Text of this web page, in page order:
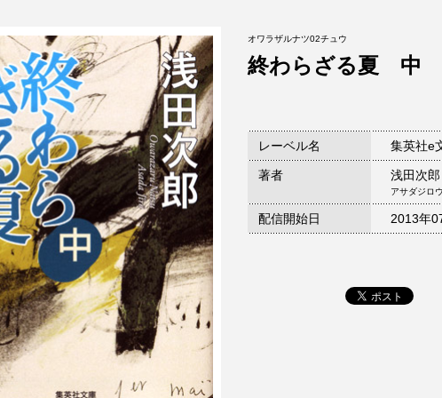
オワラザルナツ02チュウ
終わらざる夏 中
レーベル名 集英社e
著者 浅田次郎
アサダジロウ
配信開始日 2013年